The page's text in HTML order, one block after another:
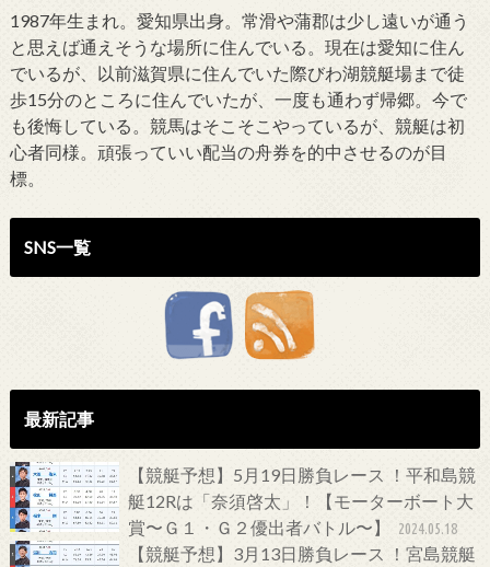
1987年生まれ。愛知県出身。常滑や蒲郡は少し遠いが通う
と思えば通えそうな場所に住んでいる。現在は愛知に住ん
でいるが、以前滋賀県に住んでいた際びわ湖競艇場まで徒
歩15分のところに住んでいたが、一度も通わず帰郷。今で
も後悔している。競馬はそこそこやっているが、競艇は初
心者同様。頑張っていい配当の舟券を的中させるのが目
標。
SNS一覧
最新記事
【競艇予想】5月19日勝負レース ！平和島競
艇12Rは「奈須啓太」！【モーターボート大
賞〜Ｇ１・Ｇ２優出者バトル〜】
2024.05.18
【競艇予想】3月13日勝負レース ！宮島競艇